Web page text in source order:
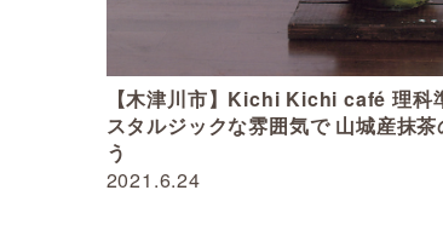
2021.6.24
【木津川市】Kichi Kichi café 理科
スタルジックな雰囲気で 山城産抹
う